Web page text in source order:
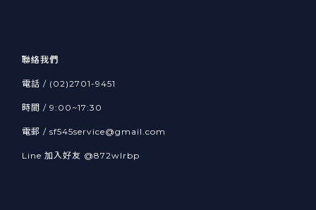
聯絡我們
電話 / (02)2701-9451
時間 / 9:00~17:30
電郵 / sf545service@gmail.com
Line 加入好友 @872wlrbp